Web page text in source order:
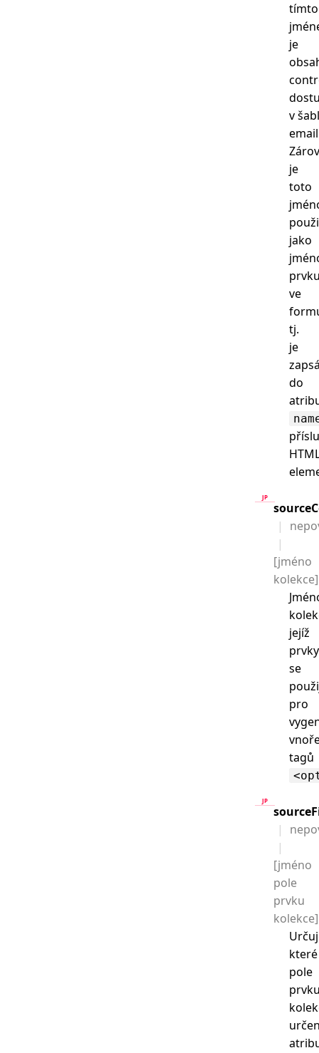
tímto
je
v
je
toto
jako
ve
tj.
je
do
[jméno
kolekce]
jejíž
prvky
se
pro
tagů
[jméno
pole
prvku
kolekce]
které
pole